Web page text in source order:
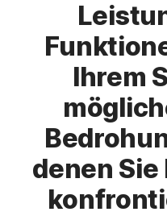
Ihrem
denen